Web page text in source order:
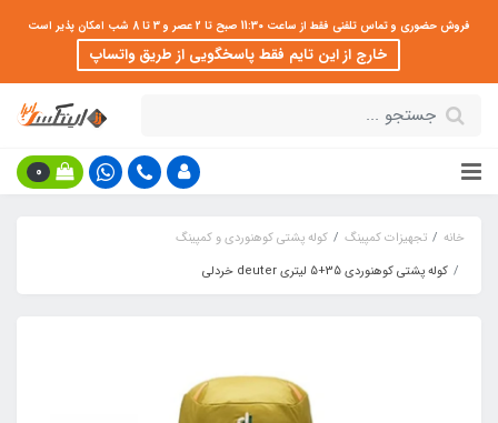
فروش حضوری و تماس تلفنی فقط از ساعت 11:30 صبح تا 2 عصر و 3 تا 8 شب امکان پذیر است
خارج از این تایم فقط پاسخگویی از طریق واتساپ
0
خانه تجهیزات کمپینگ
کوله پشتی کوهنوردی و کمپینگ
کوله پشتی کوهنوردی 35+5 لیتری deuter خردلی